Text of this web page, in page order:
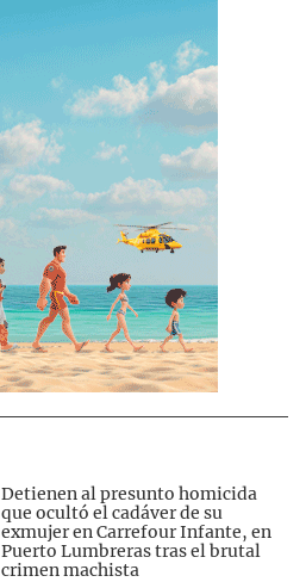
Detienen al presunto homicida
que ocultó el cadáver de su
exmujer en Carrefour Infante, en
Puerto Lumbreras tras el brutal
crimen machista